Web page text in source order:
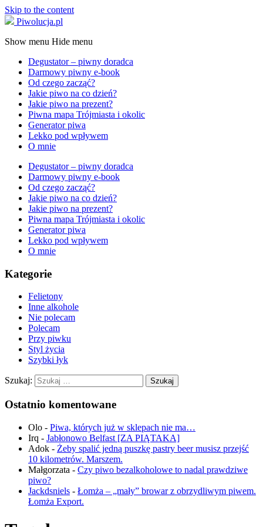
Skip to the content
Piwolucja.pl
Show menu Hide menu
Degustator – piwny doradca
Darmowy piwny e-book
Od czego zacząć?
Jakie piwo na co dzień?
Jakie piwo na prezent?
Piwna mapa Trójmiasta i okolic
Generator piwa
Lekko pod wpływem
O mnie
Degustator – piwny doradca
Darmowy piwny e-book
Od czego zacząć?
Jakie piwo na co dzień?
Jakie piwo na prezent?
Piwna mapa Trójmiasta i okolic
Generator piwa
Lekko pod wpływem
O mnie
Kategorie
Felietony
Inne alkohole
Nie polecam
Polecam
Przy piwku
Styl życia
Szybki łyk
Szukaj:
Ostatnio komentowane
Olo - Piwa, których już w sklepach nie ma…
Irq - Jabłonowo Belfast [ZA PIĄTAKA]
Adok - Żeby spalić jedną puszkę pastry beer musisz przejść
10 kilometrów. Marszem.
Małgorzata - Czy piwo bezalkoholowe to nadal prawdziwe
piwo?
Jackdsniels - Łomża – „mały” browar z obrzydliwym piwem.
Łomża Export.